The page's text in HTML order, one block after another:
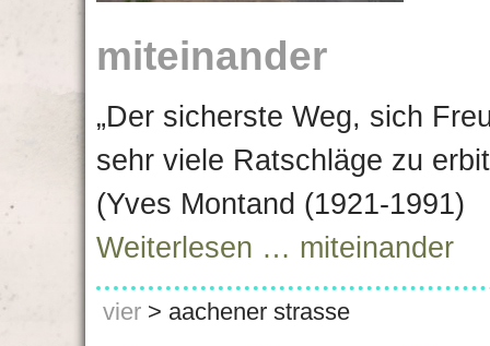
miteinander
„Der sicherste Weg, sich
sehr viele Ratschläge zu
(Yves Montand (1921-1991)
Weiterlesen … miteinander
vier > aachener strasse